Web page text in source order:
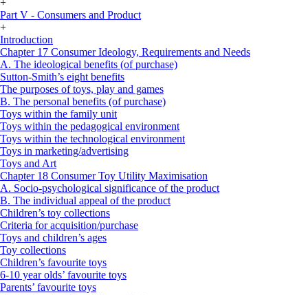
+
Part V - Consumers and Product
+
Introduction
Chapter 17 Consumer Ideology, Requirements and Needs
A. The ideological benefits (of purchase)
Sutton-Smith’s eight benefits
The purposes of toys, play and games
B. The personal benefits (of purchase)
Toys within the family unit
Toys within the pedagogical environment
Toys within the technological environment
Toys in marketing/advertising
Toys and Art
Chapter 18 Consumer Toy Utility Maximisation
A. Socio-psychological significance of the product
B. The individual appeal of the product
Children’s toy collections
Criteria for acquisition/purchase
Toys and children’s ages
Toy collections
Children’s favourite toys
6-10 year olds’ favourite toys
Parents’ favourite toys